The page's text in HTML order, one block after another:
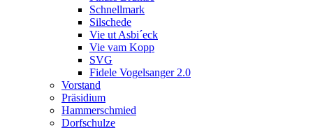
Schnellmark
Silschede
Vie ut Asbi´eck
Vie vam Kopp
SVG
Fidele Vogelsanger 2.0
Vorstand
Präsidium
Hammerschmied
Dorfschulze